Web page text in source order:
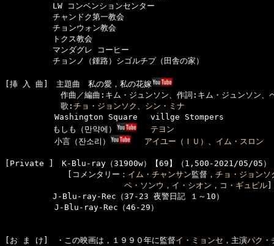
LW コンベンションセンター
チャンドク第一教会
チョンウォン教会
トクス教会
マンダグレ コーヒー
チョンノ（鍾路）シゴルチプ（田舎の家）
[挿 入 曲]　主題曲　私の愛，私の花嫁
作曲／編曲:キム・ジュンソン、作詞:キム・ジュンソン、ペ
歌: チョ・ジョンソク 、 シン・ミナ
  　　　　　Washington Square　 villge Stompers
もしも（만약에）
テヨン
  　　　　　小言（잔소리）
アイユー（ＩＵ） 、 イム・スロン
[Private ]　K-Blu-ray（31900w）【69】（1,500-2021/05/05）
  　　　　　　 [コメンタリー：
イム・チャンサン監督， チョ・ジョンソ
ペ・ソンウ ， イ・シオン ， コ・ギュピル
J-Blu-ray-Rec（37-23 夜警日記 １～10）
  　　　　　J-Blu-ray-Rec（46-29）
[お ま け]　・この映画は，１９９０年に監督イ・ミョンセ ，主演パク・